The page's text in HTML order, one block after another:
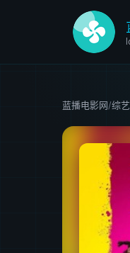
蓝播电影网/综艺